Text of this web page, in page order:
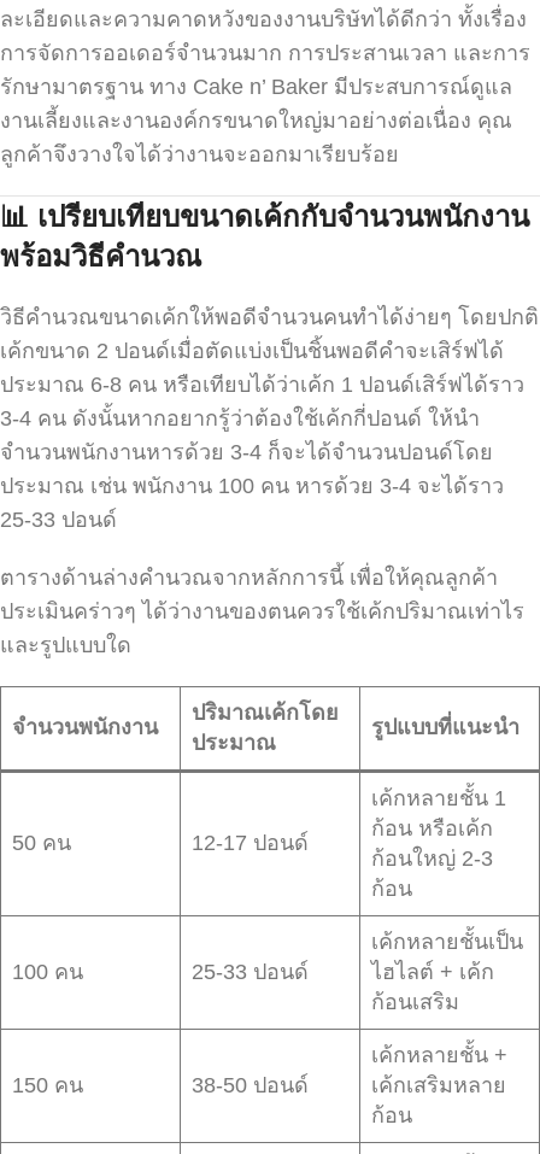
ละเอียดและความคาดหวังของงานบริษัทได้ดีกว่า ทั้งเรื่อง
การจัดการออเดอร์จำนวนมาก การประสานเวลา และการ
รักษามาตรฐาน ทาง Cake n’ Baker มีประสบการณ์ดูแล
งานเลี้ยงและงานองค์กรขนาดใหญ่มาอย่างต่อเนื่อง คุณ
ลูกค้าจึงวางใจได้ว่างานจะออกมาเรียบร้อย
📊 เปรียบเทียบขนาดเค้กกับจำนวนพนักงาน
พร้อมวิธีคำนวณ
วิธีคำนวณขนาดเค้กให้พอดีจำนวนคนทำได้ง่ายๆ โดยปกติ
เค้กขนาด 2 ปอนด์เมื่อตัดแบ่งเป็นชิ้นพอดีคำจะเสิร์ฟได้
ประมาณ 6-8 คน หรือเทียบได้ว่าเค้ก 1 ปอนด์เสิร์ฟได้ราว
3-4 คน ดังนั้นหากอยากรู้ว่าต้องใช้เค้กกี่ปอนด์ ให้นำ
จำนวนพนักงานหารด้วย 3-4 ก็จะได้จำนวนปอนด์โดย
ประมาณ เช่น พนักงาน 100 คน หารด้วย 3-4 จะได้ราว
25-33 ปอนด์
ตารางด้านล่างคำนวณจากหลักการนี้ เพื่อให้คุณลูกค้า
ประเมินคร่าวๆ ได้ว่างานของตนควรใช้เค้กปริมาณเท่าไร
และรูปแบบใด
จำนวนพนักงาน
ปริมาณเค้กโดย
ประมาณ
รูปแบบที่แนะนำ
50 คน 12-17 ปอนด์
เค้กหลายชั้น 1
ก้อน หรือเค้ก
ก้อนใหญ่ 2-3
ก้อน
100 คน 25-33 ปอนด์
เค้กหลายชั้นเป็น
ไฮไลต์ + เค้ก
ก้อนเสริม
150 คน 38-50 ปอนด์
เค้กหลายชั้น +
เค้กเสริมหลาย
ก้อน